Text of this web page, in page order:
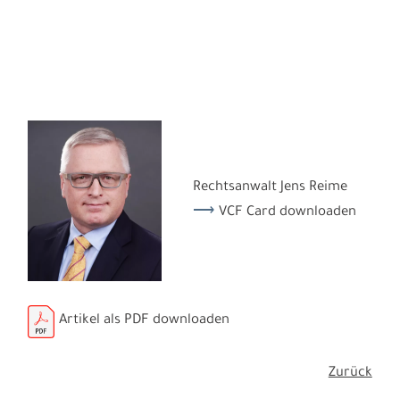
Rechtsanwalt Jens Reime
VCF Card downloaden
Artikel als PDF downloaden
Zurück